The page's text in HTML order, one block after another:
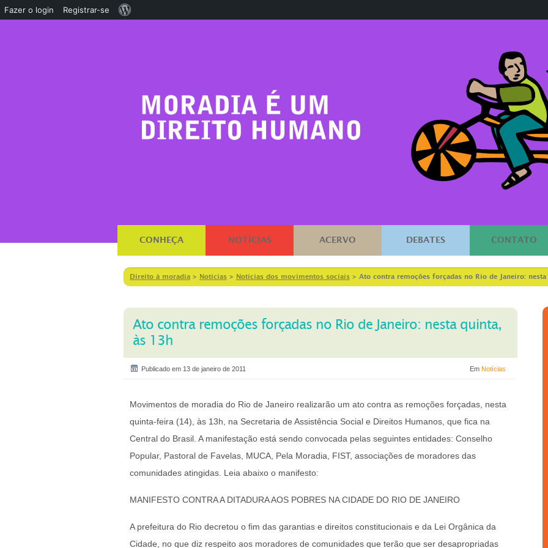
CONHEÇA NOTÍCIAS ACERVO DEBATES CONTATO
Direito à moradia > Notícias > Notícias dos movimentos sociais > Ato contra remoções forçadas no Rio de Janeiro:
Ato contra remoções forçadas no Rio de Janeiro: nesta quinta,
às 13h
Publicado em 13 de janeiro de 2011 Em Notícias
Movimentos de moradia do Rio de Janeiro realizarão um ato contra as remoções forçadas, nesta
quinta-feira (14), às 13h, na Secretaria de Assistência Social e Direitos Humanos, que fica na
Central do Brasil. A manifestação está sendo convocada pelas seguintes entidades: Conselho
Popular, Pastoral de Favelas, MUCA, Pela Moradia, FIST, associações de moradores das
comunidades atingidas. Leia abaixo o manifesto:
MANIFESTO CONTRA A DITADURA AOS POBRES NA CIDADE DO RIO DE JANEIRO
A prefeitura do Rio decretou o fim das garantias e direitos constitucionais e da Lei Orgânica da
Cidade, no que diz respeito aos moradores de comunidades que terão que ser desapropriadas
Fazer o login Registrar-se